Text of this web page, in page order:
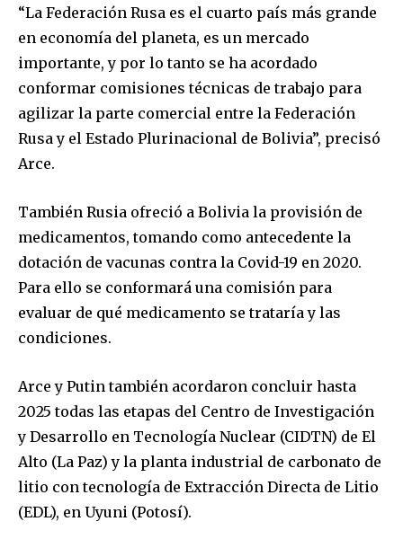
“La Federación Rusa es el cuarto país más grande
en economía del planeta, es un mercado
importante, y por lo tanto se ha acordado
conformar comisiones técnicas de trabajo para
agilizar la parte comercial entre la Federación
Rusa y el Estado Plurinacional de Bolivia”, precisó
Arce.
También Rusia ofreció a Bolivia la provisión de
medicamentos, tomando como antecedente la
dotación de vacunas contra la Covid-19 en 2020.
Para ello se conformará una comisión para
evaluar de qué medicamento se trataría y las
condiciones.
Arce y Putin también acordaron concluir hasta
2025 todas las etapas del Centro de Investigación
y Desarrollo en Tecnología Nuclear (CIDTN) de El
Alto (La Paz) y la planta industrial de carbonato de
litio con tecnología de Extracción Directa de Litio
(EDL), en Uyuni (Potosí).